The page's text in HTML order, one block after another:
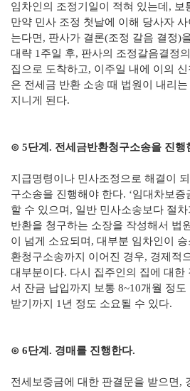
임차인의 조정기일이 적혀 있는데, 보
만약 민사 조정 첫날에 이해 당사자
는다면, 판사가 결론(조정 갈음 결정)
대략 1주일 후, 판사의 조정갈음결정
집으로 도착하고, 이주일 내에 이의
은 전세금 반환 소송 때 법원이 내리는
지니게 된다.
⊙ 5단계. 전세금반환청구소송을 진행
지급명령이나 민사조정으로 해결이
구소송을 진행해야 한다. ‘임대차보증
할 수 있으며, 일반 민사소송보다 절
반환을 청구하는 소장을 작성해서 법
이 넘게 소요되며, 대부분 임차인이
환청구소송까지 이어진 경우, 경제적
대부분이다. 다시 집주인의 집에 대한
서 잔금 납입까지 보통 8~10개월 정
받기까지 1년 정도 소요될 수 있다.
⊙ 6단계. 경매를 진행한다.
전세보증금에 대한 판결문을 받으면,